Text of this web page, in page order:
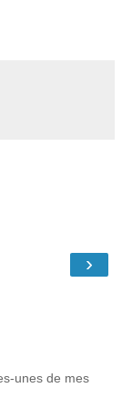
›
unes de mes